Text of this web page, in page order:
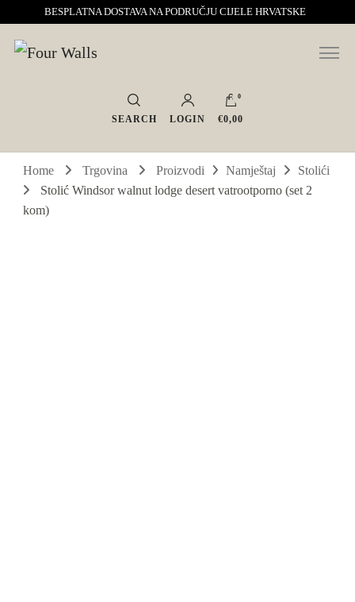
BESPLATNA DOSTAVA NA PODRUČJU CIJELE HRVATSKE
Four Walls
Sve za interijer po Vašoj mjeri. Salon namještaja, dekoracije i rasvjete.
Interijeri s karakterom
SEARCH LOGIN
0
€0,00
Home Trgovina Proizvodi Namještaj
Stolići
Stolić Windsor walnut lodge desert vatrootporno (set 2
kom)